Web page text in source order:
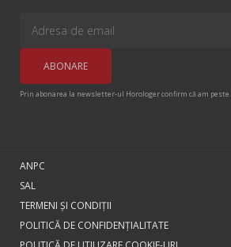
Prin abonarea la newsletter-ul Horologer confirm că am peste
ANPC
SAL
TERMENI ŞI CONDIŢII
POLITICĂ DE CONFIDENȚIALITATE